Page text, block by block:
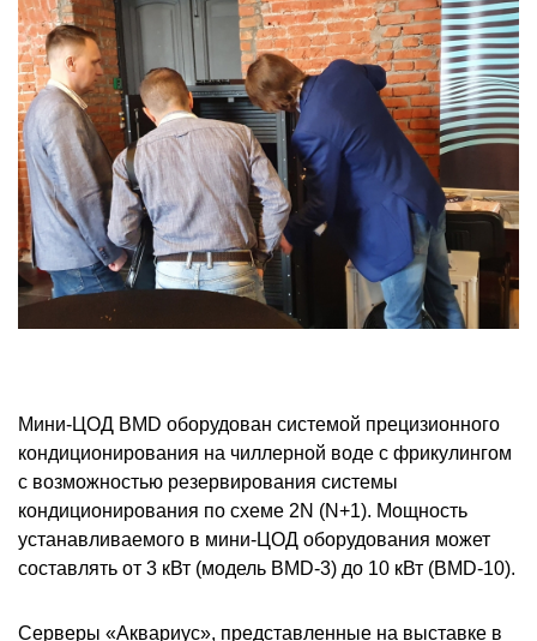
Мини-ЦОД BMD оборудован системой прецизионного
кондиционирования на чиллерной воде с фрикулингом
с возможностью резервирования системы
кондиционирования по схеме 2N (N+1). Мощность
устанавливаемого в мини-ЦОД оборудования может
составлять от 3 кВт (модель BMD-3) до 10 кВт (BMD-10).
Серверы «Аквариус», представленные на выставке в